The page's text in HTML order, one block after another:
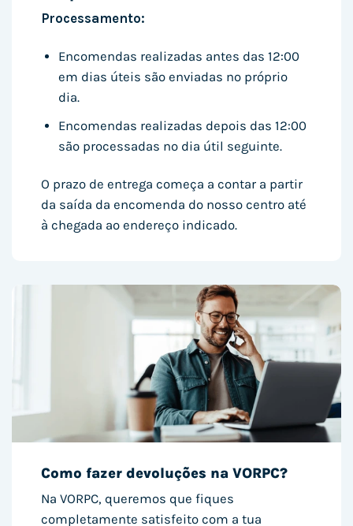
Processamento:
Encomendas realizadas antes das 12:00
em dias úteis são enviadas no próprio
dia.
Encomendas realizadas depois das 12:00
são processadas no dia útil seguinte.
O prazo de entrega começa a contar a partir
da saída da encomenda do nosso centro até
à chegada ao endereço indicado.
Como fazer devoluções na VORPC?
Na VORPC, queremos que fiques
completamente satisfeito com a tua